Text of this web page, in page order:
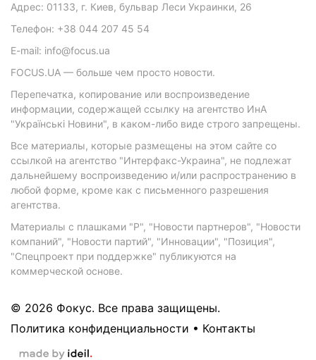
Адрес: 01133, г. Киев, бульвар Леси Украинки, 26
Телефон: +38 044 207 45 54
E-mail: info@focus.ua
FOCUS.UA — больше чем просто новости.
Перепечатка, копирование или воспроизведение
информации, содержащей ссылку на агентство ИнА
"Українські Новини", в каком-либо виде строго запрещены.
Все материалы, которые размещены на этом сайте со
ссылкой на агентство "Интерфакс-Украина", не подлежат
дальнейшему воспроизведению и/или распространению в
любой форме, кроме как с письменного разрешения
агентства.
Материалы с плашками "Р", "Новости партнеров", "Новости
компаний", "Новости партий", "Инновации", "Позиция",
"Спецпроект при поддержке" публикуются на
коммерческой основе.
© 2026 Фокус. Все права защищены.
Политика конфиденциальности • Контакты